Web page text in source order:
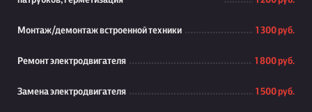
Монтаж/демонтаж встроенной техники 1 300 руб.
Ремонт электродвигателя 1 800 руб.
Замена электродвигателя 1 500 руб.